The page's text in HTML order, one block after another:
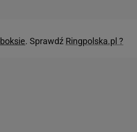
boksie. Sprawdź Ringpolska.pl ?